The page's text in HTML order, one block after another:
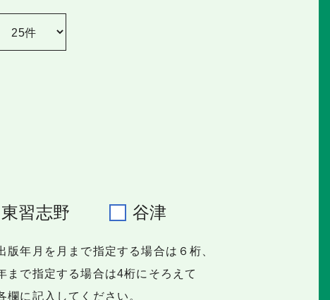
東習志野 谷津
版年月を月まで指定する場合は６桁、
で指定する場合は4桁にそろえて
に記入してください。